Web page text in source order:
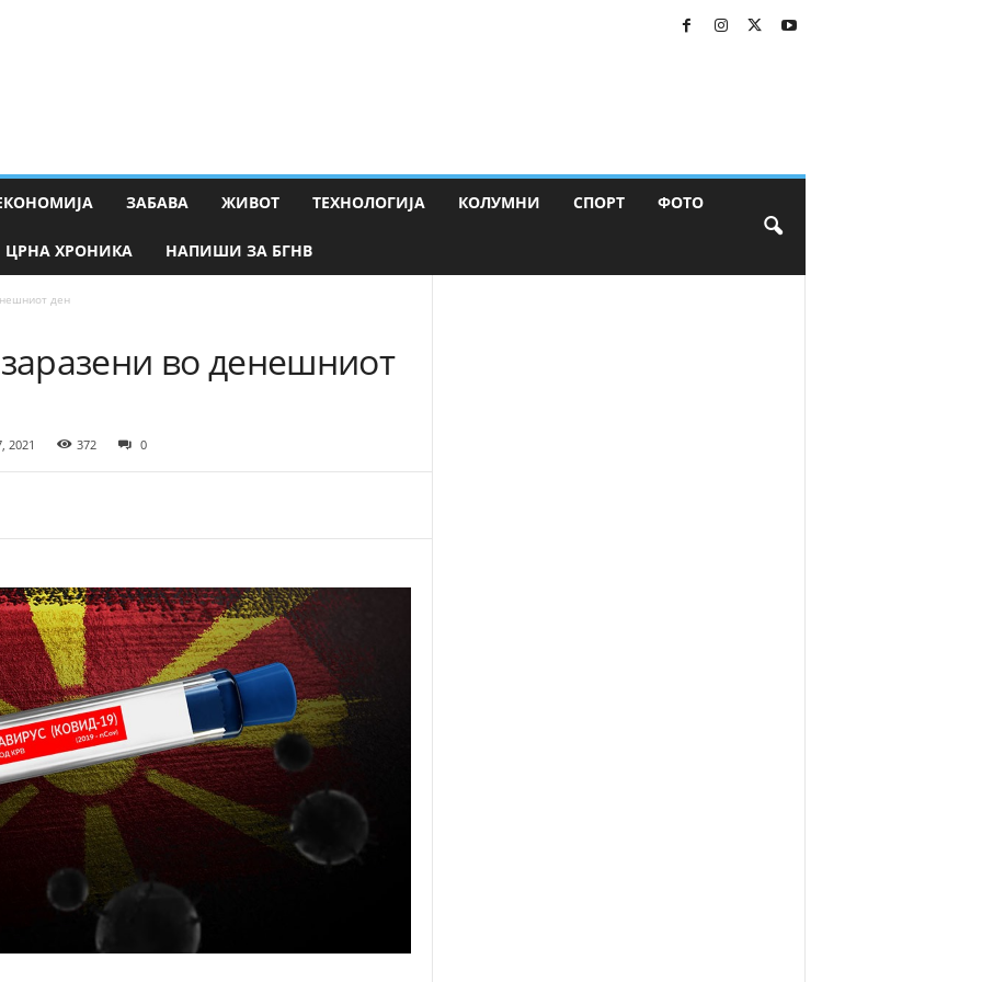
ЗАБАВА ЖИВОТ ТЕХНОЛОГИЈА КОЛУМНИ СПОРТ ФОТО
ЦРНА ХРОНИКА НАПИШИ ЗА БГНВ
ден
во денешниот
2021 372 0